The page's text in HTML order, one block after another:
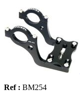
Ref : BM254